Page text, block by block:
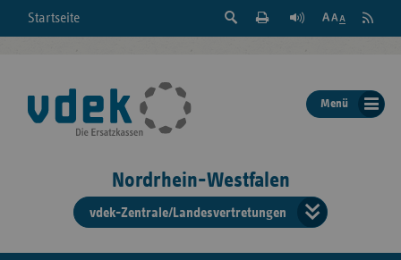
Startseite
Suche
der
Seite
Feed
Menü
Nordrhein-Westfalen
vdek-Zentrale/Landesvertretungen
der